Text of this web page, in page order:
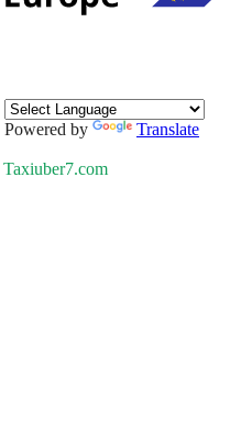
Powered by Translate
Taxiuber7.com